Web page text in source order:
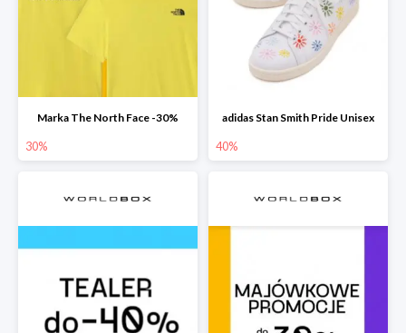
Marka The North Face -30%
30%
adidas Stan Smith Pride Unisex
40%